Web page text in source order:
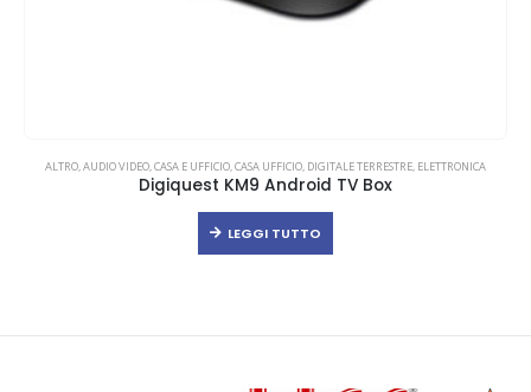
ALTRO,AUDIO VIDEO,CASA E UFFICIO,CASA UFFICIO, DIGITALE TERRESTRE, ELETTRONICA
Digiquest KM9 Android TV Box
LEGGI TUTTO